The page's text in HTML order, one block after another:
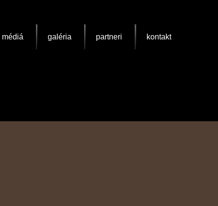
médiá galéria partneri kontakt